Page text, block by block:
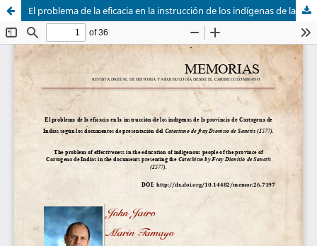
El problema de la eficacia en la instrucción de los indígenas de la provincia de Cartagena según los documentos de presentación de Catecismo de fray Dionisio de Sanctis (1577)